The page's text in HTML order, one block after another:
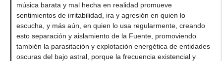
música barata y mal hecha en realidad promueve
sentimientos de irritabilidad, ira y agresión en quien lo
escucha, y más aún, en quien lo usa regularmente, creando
esto separación y aislamiento de la Fuente, promoviendo
también la parasitación y explotación energética de entidades
oscuras del bajo astral, porque la frecuencia existencial y